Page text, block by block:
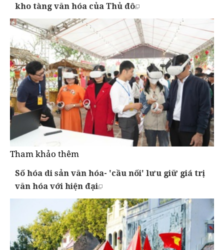
kho tàng văn hóa của Thủ đô
Tham khảo thêm
Số hóa di sản văn hóa- 'cầu nối' lưu giữ giá trị
văn hóa với hiện đại